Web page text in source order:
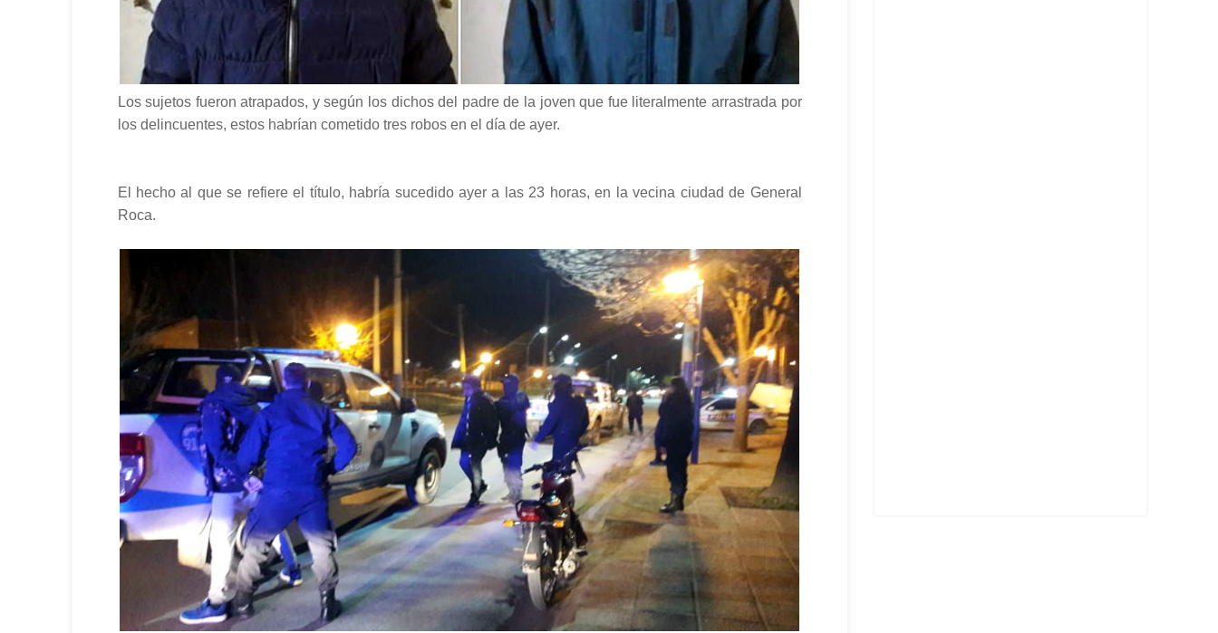
Los sujetos fueron atrapados, y según los dichos del padre de la joven que fue literalmente arrastrada por
los delincuentes, estos habrían cometido tres robos en el día de ayer.
El hecho al que se refiere el título, habría sucedido ayer a las 23 horas, en la vecina ciudad de General
Roca.